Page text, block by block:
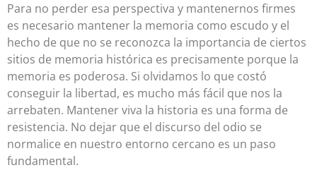
Para no perder esa perspectiva y mantenernos firmes
es necesario mantener la memoria como escudo y el
hecho de que no se reconozca la importancia de ciertos
sitios de memoria histórica es precisamente porque la
memoria es poderosa. Si olvidamos lo que costó
conseguir la libertad, es mucho más fácil que nos la
arrebaten. Mantener viva la historia es una forma de
resistencia. No dejar que el discurso del odio se
normalice en nuestro entorno cercano es un paso
fundamental.